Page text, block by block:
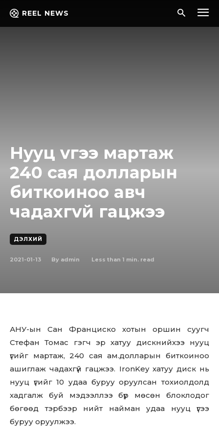
REEL NEWS
Нyyц vгээ мapтaж
240 caя долларын
биткоиноо aвч
чaдaxгvй гaцжээ
ДЭЛХИЙ
2021-01-13 By admin Less than 1 min. read
АНУ-ын Сан Франциско хотын оршин суугч
Стефан Томас гэгч эр хатуу дискнийхээ нууц
үгийг мартаж, 240 сая ам.долларын биткоиноо
ашиглаж чадахгүй гацжээ. IronKey хатуу диск нь
нууц үгийг 10 удаа буруу оруулсан тохиолдолд
хадгалж буй мэдээллээ бүр мөсөн блоклодог
бөгөөд тэрбээр нийт найман удаа нууц үгээ
буруу оруулжээ.